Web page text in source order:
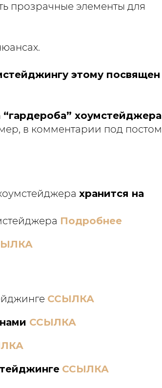
прозрачные элементы для
этому посвящен
хоумстейджера
в комментарии под постом
хранится на
Подробнее
ССЫЛКА
ССЫЛКА
ССЫЛКА